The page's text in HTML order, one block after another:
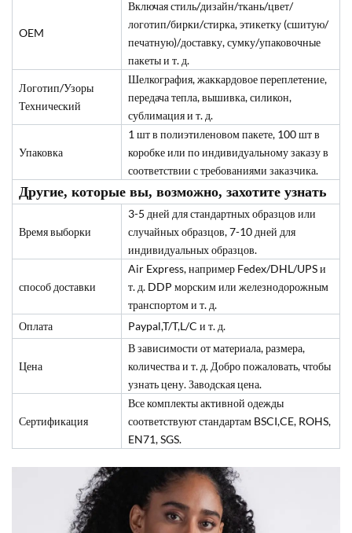
OEM
Включая стиль/дизайн/ткань/цвет/
логотип/бирки/стирка, этикетку (сшитую/
печатную)/доставку, сумку/упаковочные
пакеты и т. д.
Логотип/Узоры
Технический
Шелкография, жаккардовое переплетение,
передача тепла, вышивка, силикон,
сублимация и т. д.
Упаковка
1 шт в полиэтиленовом пакете, 100 шт в
коробке или по индивидуальному заказу в
соответствии с требованиями заказчика.
Другие, которые вы, возможно, захотите узнать
Время выборки
3-5 дней для стандартных образцов или
случайных образцов, 7-10 дней для
индивидуальных образцов.
способ доставки
Air Express, например Fedex/DHL/UPS и
т. д. DDP морским или железнодорожным
транспортом и т. д.
Оплата
Paypal,T/T,L/C и т. д.
Цена
В зависимости от материала, размера,
количества и т. д. Добро пожаловать, чтобы
узнать цену. Заводская цена.
Сертификация
Все комплекты активной одежды
соответствуют стандартам BSCI,CE, ROHS,
EN71, SGS.